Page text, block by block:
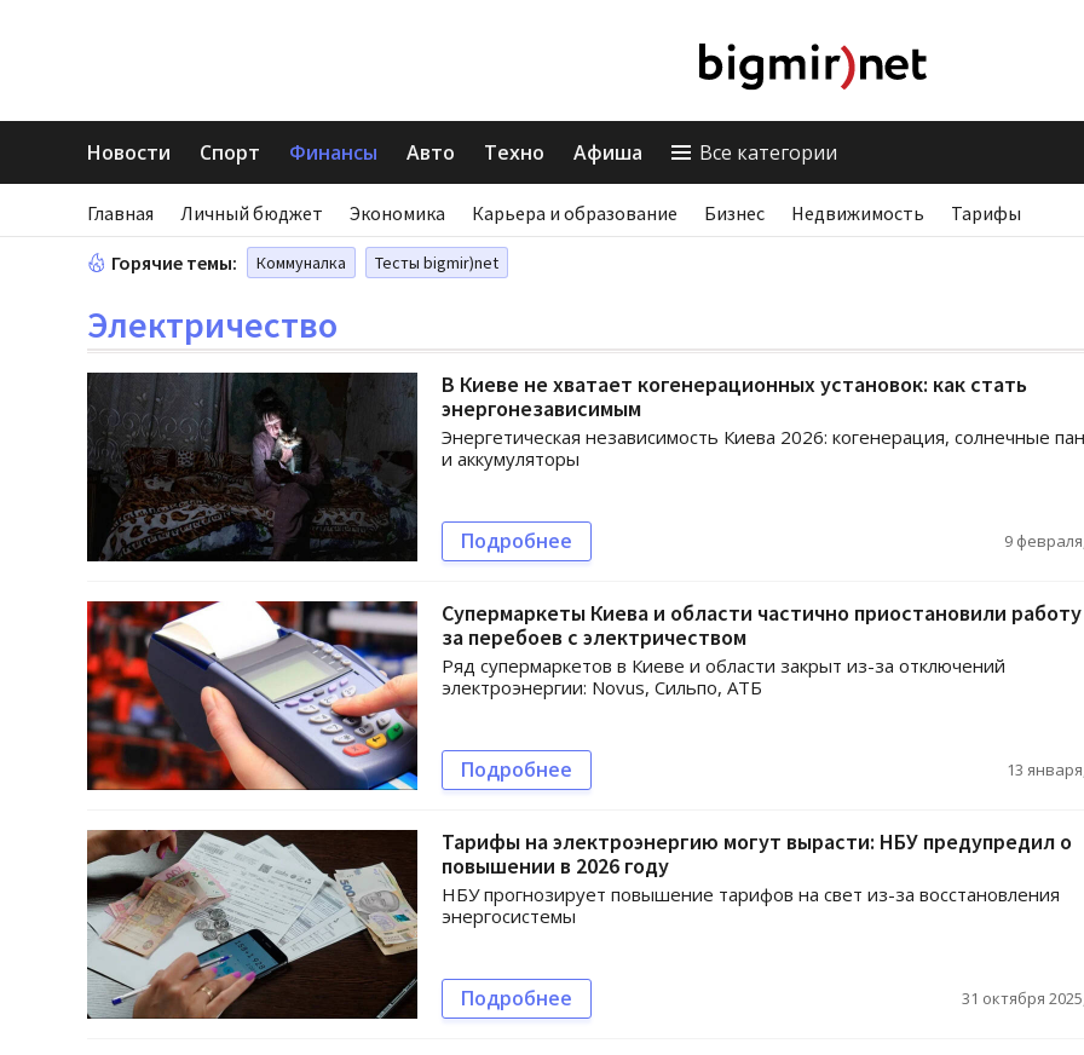
Новости Спорт Финансы Авто Техно Афиша Все категории
Главная Личный бюджет Экономика Карьера и образование Бизнес Недвижимость Тарифы
Горячие темы: Коммуналка Тесты bigmir)net
Электричество
В Киеве не хватает когенерационных установок: как стать
энергонезависимым
Энергетическая независимость Киева 2026: когенерация, солнечные
и аккумуляторы
Подробнее 9
Супермаркеты Киева и области частично приостановили
за перебоев с электричеством
Ряд супермаркетов в Киеве и области закрыт из-за отключений
электроэнергии: Novus, Сильпо, АТБ
Подробнее 13
Тарифы на электроэнергию могут вырасти: НБУ предупредил о
повышении в 2026 году
НБУ прогнозирует повышение тарифов на свет из-за восстановления
энергосистемы
Подробнее 31 октября